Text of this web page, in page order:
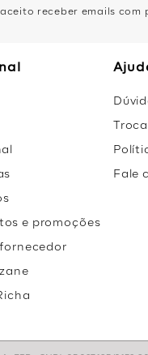
receber emails com
e promoções
Fale